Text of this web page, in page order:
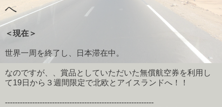
へ
＜現在＞
世界一周を終了し、日本滞在中。
なのですが、、賞品としていただいた無償航空券を利用し
て19日から３週間限定で北欧とアイスランドへ！！
------------------------------------------------------------